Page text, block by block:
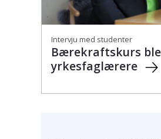
Intervju med studenter
Bærekraftskurs
yrkesfaglærere